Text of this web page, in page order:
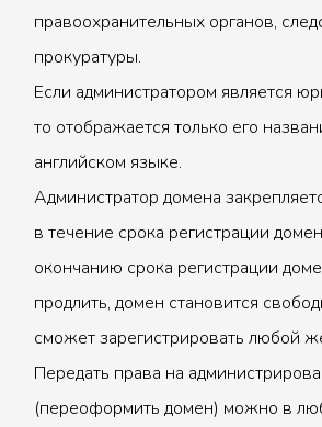
правоохранительных органов,
прокуратуры.
Если администратором является
то отображается только его
английском языке.
Администратор домена
в течение срока регистрации
окончанию срока регистрации
продлить, домен становится
сможет зарегистрировать любой
Передать права на
(переоформить домен) можно в